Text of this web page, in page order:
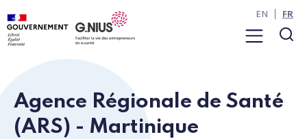
Panneau de gestion des cookies
Aller au contenu
Aller à la navigation
Menu
EN FR
Agence Régionale de Santé
(ARS) - Martinique